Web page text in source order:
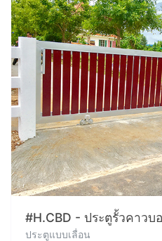
#H.CBD - ประตูรั้วคาวบ
ประตูแบบเลื่อน